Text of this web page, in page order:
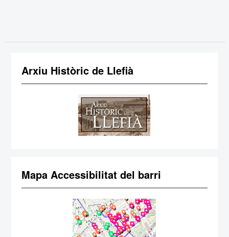
Arxiu Històric de Llefià
Mapa Accessibilitat del barri